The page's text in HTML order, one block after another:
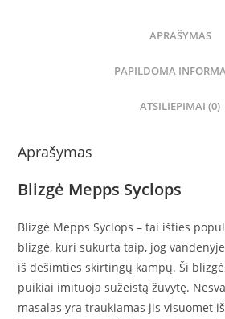
APRAŠYMAS
PAPILDOMA
ATSILIEPIMAI (0)
Aprašymas
Blizgė Mepps Syclops
Blizgė Mepps Syclops – tai išties
blizgė, kuri sukurta taip, jog
iš dešimties skirtingų kampų. Ši
puikiai imituoja sužeistą žuvytę.
masalas yra traukiamas jis visuomet